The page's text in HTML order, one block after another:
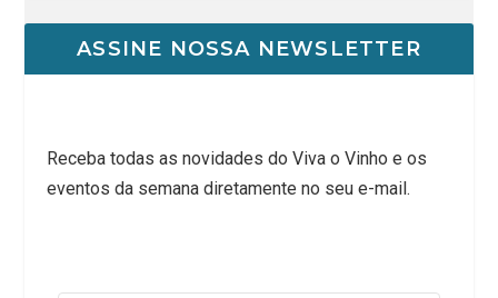
ASSINE NOSSA NEWSLETTER
Receba todas as novidades do Viva o Vinho e os
eventos da semana diretamente no seu e-mail.